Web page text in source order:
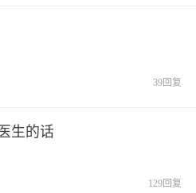
39回复
生的话
129回复